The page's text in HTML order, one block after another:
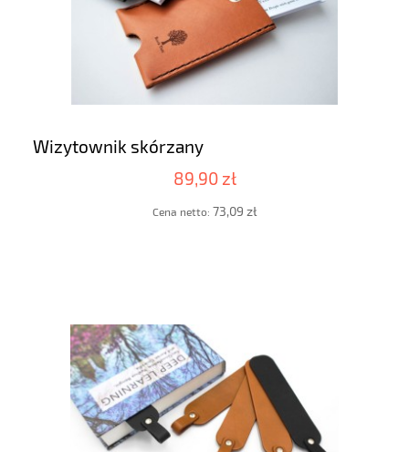
Wizytownik skórzany
89,90 zł
Cena netto: 73,09 zł